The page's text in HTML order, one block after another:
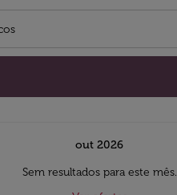
out 2026
Sem resultados para este mês.